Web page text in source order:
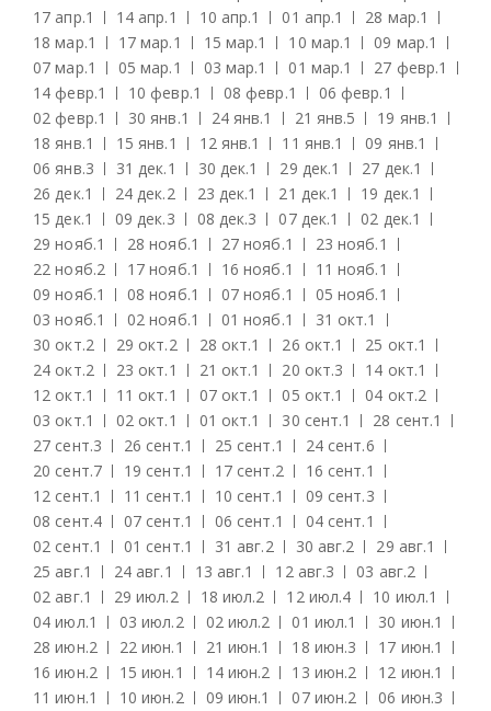
17 апр.1 14 апр.1 10 апр.1 01 апр.1 28 мар.1
18 мар.1 17 мар.1 15 мар.1 10 мар.1 09 мар.1
07 мар.1 05 мар.1 03 мар.1 01 мар.1 27 февр.1
14 февр.1 10 февр.1 08 февр.1 06 февр.1
02 февр.1 30 янв.1 24 янв.1 21 янв.5 19 янв.1
18 янв.1 15 янв.1 12 янв.1 11 янв.1 09 янв.1
06 янв.3 31 дек.1 30 дек.1 29 дек.1 27 дек.1
26 дек.1 24 дек.2 23 дек.1 21 дек.1 19 дек.1
15 дек.1 09 дек.3 08 дек.3 07 дек.1 02 дек.1
29 нояб.1 28 нояб.1 27 нояб.1 23 нояб.1
22 нояб.2 17 нояб.1 16 нояб.1 11 нояб.1
09 нояб.1 08 нояб.1 07 нояб.1 05 нояб.1
03 нояб.1 02 нояб.1 01 нояб.1 31 окт.1
30 окт.2 29 окт.2 28 окт.1 26 окт.1 25 окт.1
24 окт.2 23 окт.1 21 окт.1 20 окт.3 14 окт.1
12 окт.1 11 окт.1 07 окт.1 05 окт.1 04 окт.2
03 окт.1 02 окт.1 01 окт.1 30 сент.1 28 сент.1
27 сент.3 26 сент.1 25 сент.1 24 сент.6
20 сент.7 19 сент.1 17 сент.2 16 сент.1
12 сент.1 11 сент.1 10 сент.1 09 сент.3
08 сент.4 07 сент.1 06 сент.1 04 сент.1
02 сент.1 01 сент.1 31 авг.2 30 авг.2 29 авг.1
25 авг.1 24 авг.1 13 авг.1 12 авг.3 03 авг.2
02 авг.1 29 июл.2 18 июл.2 12 июл.4 10 июл.1
04 июл.1 03 июл.2 02 июл.2 01 июл.1 30 июн.1
28 июн.2 22 июн.1 21 июн.1 18 июн.3 17 июн.1
16 июн.2 15 июн.1 14 июн.2 13 июн.2 12 июн.1
11 июн.1 10 июн.2 09 июн.1 07 июн.2 06 июн.3